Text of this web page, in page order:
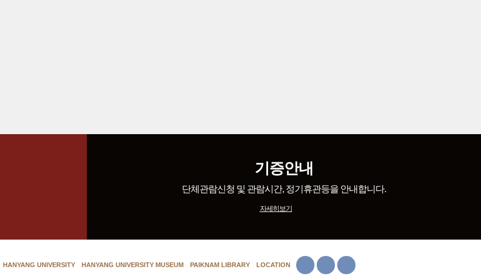
기증안내
단체관람신청 및 관람시간, 정기휴관등을 안내합니다.
자세히보기
HANYANG UNIVERSITY HANYANG UNIVERSITY MUSEUM PAIKNAM LIBRARY LOCATION Facebook
insta youtube